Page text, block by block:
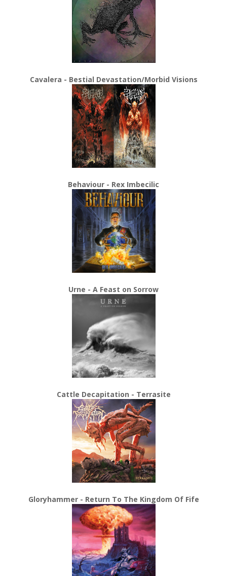
Cavalera - Bestial Devastation/Morbid Visions
Behaviour - Rex Imbecilic
Urne - A Feast on Sorrow
Cattle Decapitation - Terrasite
Gloryhammer - Return To The Kingdom Of Fife